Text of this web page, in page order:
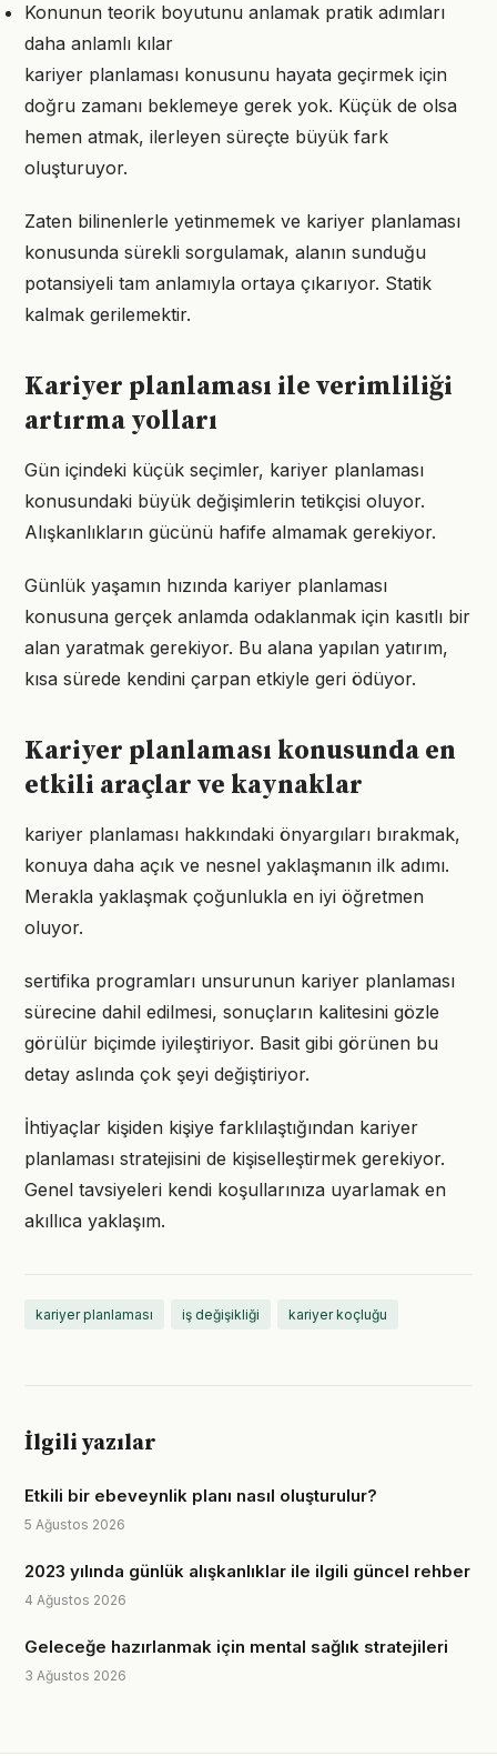
Konunun teorik boyutunu anlamak pratik adımları
daha anlamlı kılar
kariyer planlaması konusunu hayata geçirmek için
doğru zamanı beklemeye gerek yok. Küçük de olsa
hemen atmak, ilerleyen süreçte büyük fark
oluşturuyor.
Zaten bilinenlerle yetinmemek ve kariyer planlaması
konusunda sürekli sorgulamak, alanın sunduğu
potansiyeli tam anlamıyla ortaya çıkarıyor. Statik
kalmak gerilemektir.
Kariyer planlaması ile verimliliği
artırma yolları
Gün içindeki küçük seçimler, kariyer planlaması
konusundaki büyük değişimlerin tetikçisi oluyor.
Alışkanlıkların gücünü hafife almamak gerekiyor.
Günlük yaşamın hızında kariyer planlaması
konusuna gerçek anlamda odaklanmak için kasıtlı bir
alan yaratmak gerekiyor. Bu alana yapılan yatırım,
kısa sürede kendini çarpan etkiyle geri ödüyor.
Kariyer planlaması konusunda en
etkili araçlar ve kaynaklar
kariyer planlaması hakkındaki önyargıları bırakmak,
konuya daha açık ve nesnel yaklaşmanın ilk adımı.
Merakla yaklaşmak çoğunlukla en iyi öğretmen
oluyor.
sertifika programları unsurunun kariyer planlaması
sürecine dahil edilmesi, sonuçların kalitesini gözle
görülür biçimde iyileştiriyor. Basit gibi görünen bu
detay aslında çok şeyi değiştiriyor.
İhtiyaçlar kişiden kişiye farklılaştığından kariyer
planlaması stratejisini de kişiselleştirmek gerekiyor.
Genel tavsiyeleri kendi koşullarınıza uyarlamak en
akıllıca yaklaşım.
kariyer planlaması iş değişikliği kariyer koçluğu
İlgili yazılar
Etkili bir ebeveynlik planı nasıl oluşturulur?
5 Ağustos 2026
2023 yılında günlük alışkanlıklar ile ilgili güncel rehber
4 Ağustos 2026
Geleceğe hazırlanmak için mental sağlık stratejileri
3 Ağustos 2026